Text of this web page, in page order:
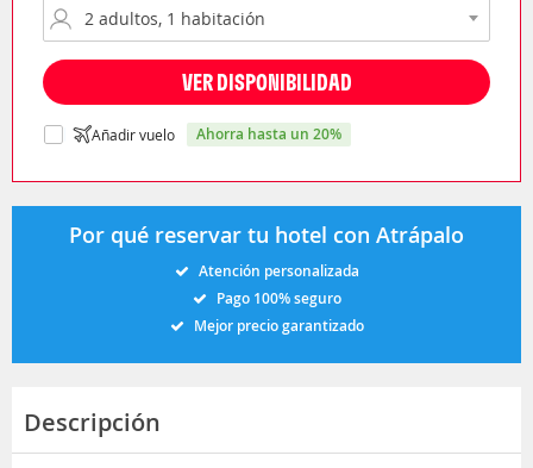
VER DISPONIBILIDAD
Añadir vuelo ahorra hasta un 20%
Por qué reservar tu hotel con Atrápalo
Atención personalizada
Pago 100% seguro
Mejor precio garantizado
Descripción